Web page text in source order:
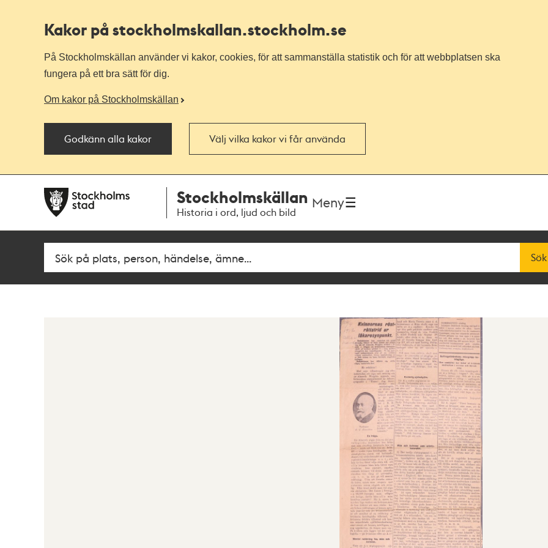
Kakor på stockholmskallan.stockholm.se
På Stockholmskällan använder vi kakor, cookies, för att sammanställa statistik och för att webbplatsen ska
fungera på ett bra sätt för dig.
Om kakor på Stockholmskällan
Godkänn alla kakor Välj vilka kakor vi får använda
navigationen
huvudinnehållet
Stockholmskällan
Historia i ord, ljud och bild
Meny
Fritextsök Sök